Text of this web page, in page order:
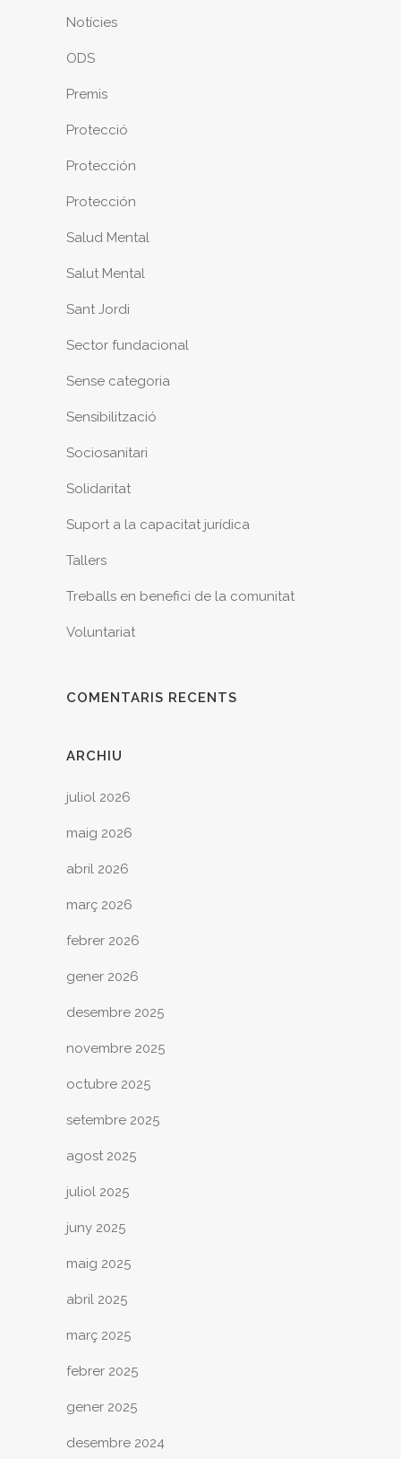
Notícies
ODS
Premis
Protecció
Protección
Protección
Salud Mental
Salut Mental
Sant Jordi
Sector fundacional
Sense categoria
Sensibilització
Sociosanitari
Solidaritat
Suport a la capacitat jurídica
Tallers
Treballs en benefici de la comunitat
Voluntariat
COMENTARIS RECENTS
ARCHIU
juliol 2026
maig 2026
abril 2026
març 2026
febrer 2026
gener 2026
desembre 2025
novembre 2025
octubre 2025
setembre 2025
agost 2025
juliol 2025
juny 2025
maig 2025
abril 2025
març 2025
febrer 2025
gener 2025
desembre 2024